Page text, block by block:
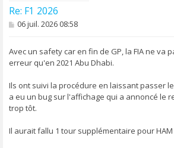
Re: F1 2026
M
s
a
g
06 juil. 2026 08:58
Avec un safety car en fin de GP, la FIA ne va
erreur qu'en 2021 Abu Dhabi.
Ils ont suivi la procédure en laissant passer
a eu un bug sur l'affichage qui a annoncé le
trop tôt.
Il aurait fallu 1 tour supplémentaire pour HAM